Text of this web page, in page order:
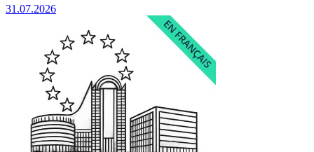
31.07.2026